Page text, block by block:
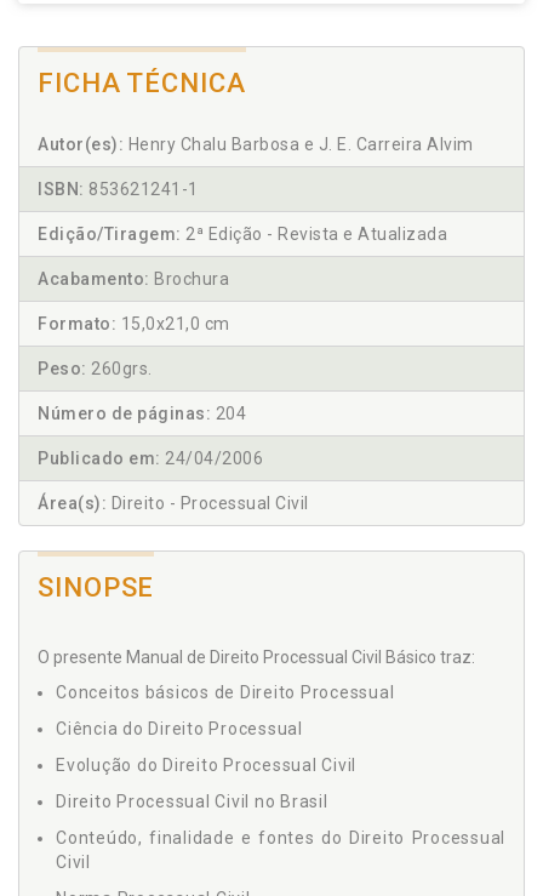
FICHA TÉCNICA
Autor(es): Henry Chalu Barbosa e J. E. Carreira Alvim
ISBN: 853621241-1
Edição/Tiragem: 2ª Edição - Revista e Atualizada
Acabamento: Brochura
Formato: 15,0x21,0 cm
Peso: 260grs.
Número de páginas: 204
Publicado em: 24/04/2006
Área(s): Direito - Processual Civil
SINOPSE
O presente Manual de Direito Processual Civil Básico traz:
Conceitos básicos de Direito Processual
Ciência do Direito Processual
Evolução do Direito Processual Civil
Direito Processual Civil no Brasil
Conteúdo, finalidade e fontes do Direito Processual
Civil